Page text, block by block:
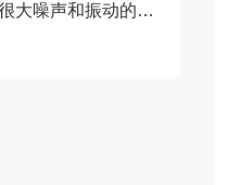
液压系统产生很大噪声和振动的原因及解决办法